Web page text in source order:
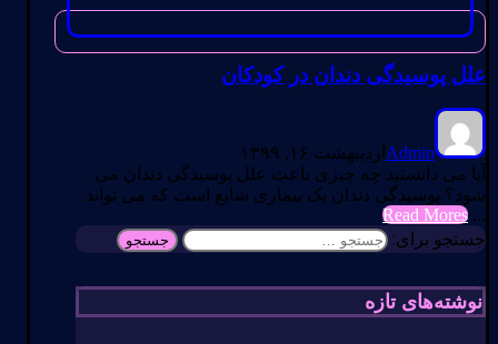
علل پوسیدگی دندان در کودکان
Admin اردیبهشت ۱۶, ۱۳۹۹
آیا می دانستید چه چیزی باعث علل پوسیدگی دندان می
شود؟ پوسیدگی دندان یک بیماری شایع است که می تواند
...
Read Mores
جستجو برای:
نوشته‌های تازه